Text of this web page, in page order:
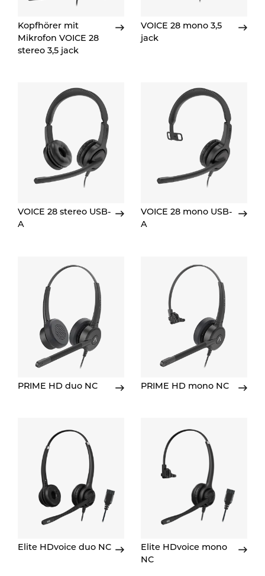
Kopfhörer mit
Mikrofon VOICE 28
stereo 3,5 jack
VOICE 28 mono 3,5
jack
VOICE 28 stereo USB-
A
VOICE 28 mono USB-
A
PRIME HD duo NC PRIME HD mono NC
Elite HDvoice duo NC
Elite HDvoice mono
NC